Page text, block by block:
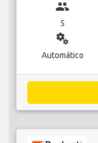
group
5
miscellaneous_services
Automático